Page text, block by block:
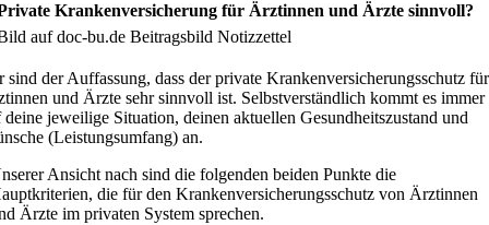
Krankenversicherung für Ärztinnen und Ärzte sinnvoll?
sind der Auffassung, dass der private Krankenversicherungsschutz für
und Ärzte sehr sinnvoll ist. Selbstverständlich kommt es immer
deine jeweilige Situation, deinen aktuellen Gesundheitszustand und
(Leistungsumfang) an.
Ansicht nach sind die folgenden beiden Punkte die
die für den Krankenversicherungsschutz von Ärztinnen
Ärzte im privaten System sprechen.